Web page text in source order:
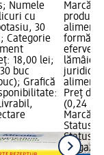
Numele
cu
30
Categorie
18,00 lei;
buc
Grafică
Marcă:
formă
lămâie,
juridică:
Preț de
(0,24 lei
Marcă
Status
Status